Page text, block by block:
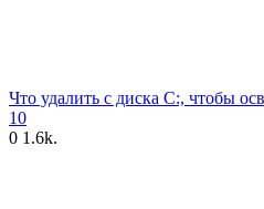
Что удалить с диска C:, чтобы
10
0 1.6k.